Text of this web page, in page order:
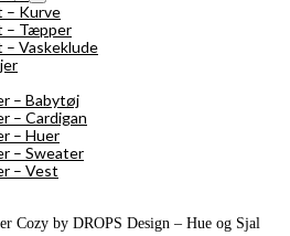
– Kurve
– Tæpper
– Vaskeklude
– Babytøj
– Cardigan
– Huer
– Sweater
– Vest
Cozy by DROPS Design – Hue og Sjal